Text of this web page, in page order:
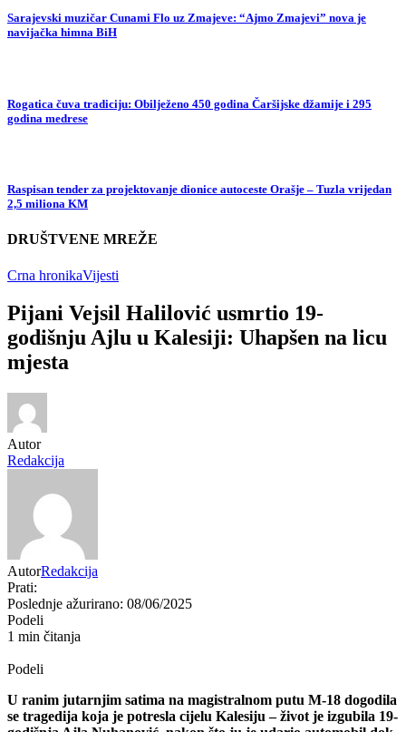
Sarajevski muzičar Cunami Flo uz Zmajeve: “Ajmo Zmajevi” nova je
navijačka himna BiH
Rogatica čuva tradiciju: Obilježeno 450 godina Čaršijske džamije i 295
godina medrese
Raspisan tender za projektovanje dionice autoceste Orašje – Tuzla vrijedan
2,5 miliona KM
DRUŠTVENE MREŽE
Crna hronikaVijesti
Pijani Vejsil Halilović usmrtio 19-
godišnju Ajlu u Kalesiji: Uhapšen na licu
mjesta
Autor
Redakcija
AutorRedakcija
Prati:
Poslednje ažurirano: 08/06/2025
Podeli
1 min čitanja
Podeli
U ranim jutarnjim satima na magistralnom putu M-18 dogodila
se tragedija koja je potresla cijelu Kalesiju – život je izgubila 19-